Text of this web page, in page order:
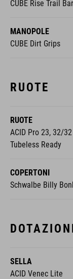
CUBE Rise Trail
MANOPOLE
CUBE Dirt Grips
RUOTE
RUOTE
ACID Pro 23, 32/
Tubeless Ready
COPERTONI
Schwalbe Billy
SELLA
ACID Venec Lite